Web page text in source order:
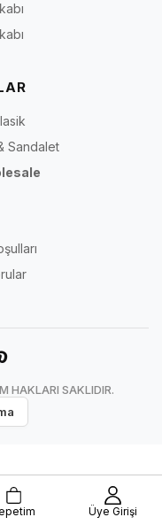
Sandalet
HAKLARI SAKLIDIR.
Üye Girişi